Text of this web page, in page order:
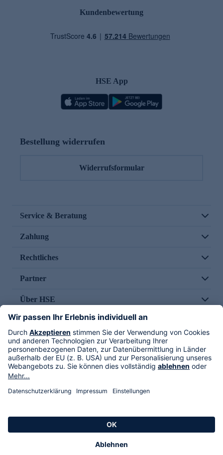
Kundenbewertung
HSE App
Bestellung widerrufen
Widerrufsformular
Service & Beratung
Zahlung
Rechtliches
Partner
Über HSE
Im TV
HSE International